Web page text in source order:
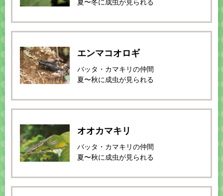
夏〜冬に成虫が見られる
エンマコオロギ
バッタ・カマキリの仲間
夏〜秋に成虫が見られる
オオカマキリ
バッタ・カマキリの仲間
夏〜秋に成虫が見られる